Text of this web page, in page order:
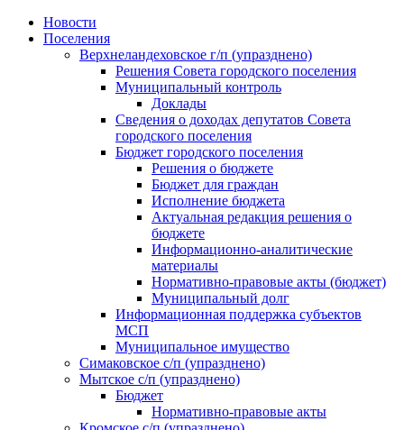
Skip
Новости
Поселения
Верхнеландеховское г/п (упразднено)
Решения Совета городского поселения
Муниципальный контроль
Доклады
Сведения о доходах депутатов Совета
городского поселения
Бюджет городского поселения
Решения о бюджете
Бюджет для граждан
Исполнение бюджета
Актуальная редакция решения о
бюджете
Информационно-аналитические
материалы
Нормативно-правовые акты (бюджет)
Муниципальный долг
Информационная поддержка субъектов
МСП
Муниципальное имущество
Симаковское с/п (упразднено)
Мытское с/п (упразднено)
Бюджет
Нормативно-правовые акты